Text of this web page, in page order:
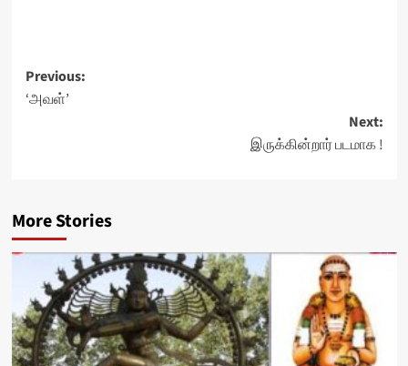
Post
navigation
Previous:
‘அவள்’
Next:
இருக்கின்றார் படமாக !
More Stories